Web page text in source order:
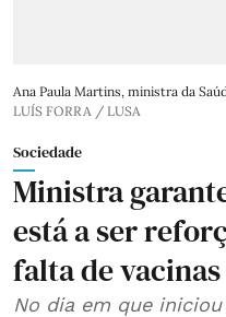
Ana Paula Martins, ministra da
LUÍS FORRA / LUSA
Sociedade
Ministra
está a ser
falta de
No dia em que